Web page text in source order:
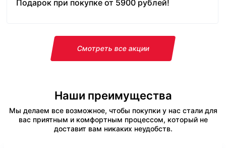
Подарок при покупке от 5900 рублей!
Смотреть все акции
Наши преимущества
Мы делаем все возможное, чтобы покупки у нас стали для
вас приятным и комфортным процессом, который не
доставит вам никаких неудобств.